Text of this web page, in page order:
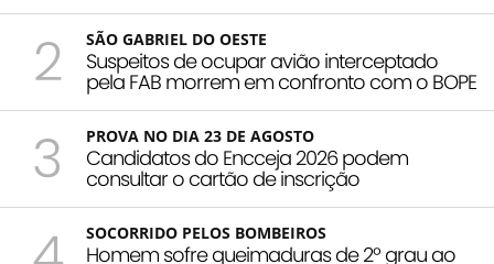
2 SÃO GABRIEL DO OESTE
Suspeitos de ocupar avião interceptado
pela FAB morrem em confronto com o BOPE
3 PROVA NO DIA 23 DE AGOSTO
Candidatos do Encceja 2026 podem
consultar o cartão de inscrição
SOCORRIDO PELOS BOMBEIROS
Homem sofre queimaduras de 2º grau ao